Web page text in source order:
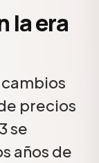
la era
cambios
precios
se
años de